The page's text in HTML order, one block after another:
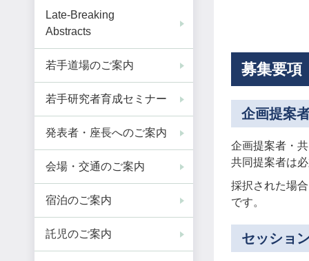
Late-Breaking
Abstracts
若手道場のご案内
若手研究者育成セミナー
発表者・座長へのご案内
会場・交通のご案内
宿泊のご案内
託児のご案内
募集要項
企画提案
企画提案者・
共同提案者は
採択された場
です。
セッショ